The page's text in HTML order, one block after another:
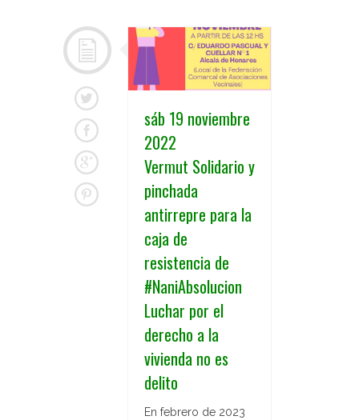
sáb 19 noviembre
2022
Vermut Solidario y
pinchada
antirrepre para la
caja de
resistencia de
#NaniAbsolucion
Luchar por el
derecho a la
vivienda no es
delito
En febrero de 2023